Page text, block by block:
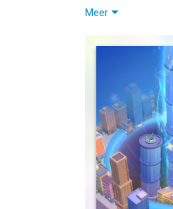
creaky pirate
Whether you've
glide, and watch
eating everything
EAT EVERYTHING
Start tiny, barely
bite. The bigger
THE PERFECT
Easy to learn,
Meer